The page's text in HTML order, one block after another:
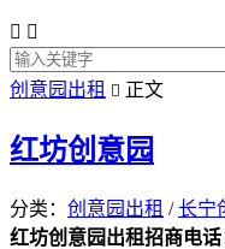
 
创意园出租  正文
红坊创意园
分类： 创意园出租 /长宁
红坊创意园出租招商电话